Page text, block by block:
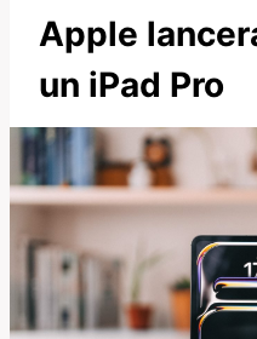
Apple
un iPad Pro